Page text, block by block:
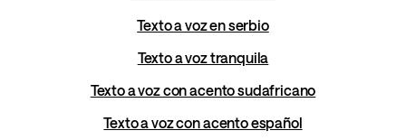
Texto a voz en serbio
Texto a voz tranquila
Texto a voz con acento sudafricano
Texto a voz con acento español